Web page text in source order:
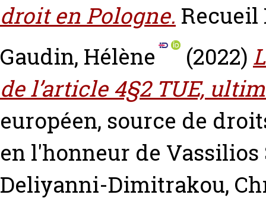
droit en Pologne. Recueil
Gaudin, Hélène
(2022)
de l’article 4§2 TUE,
européen, source de
en l'honneur de
Deliyanni-Dimitrakou,